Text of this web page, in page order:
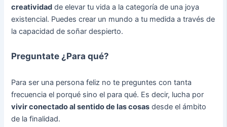
creatividad de elevar tu vida a la categoría de una joya
existencial. Puedes crear un mundo a tu medida a través de
la capacidad de soñar despierto.
Preguntate ¿Para qué?
Para ser una persona feliz no te preguntes con tanta
frecuencia el porqué sino el para qué. Es decir, lucha por
vivir conectado al sentido de las cosas desde el ámbito
de la finalidad.